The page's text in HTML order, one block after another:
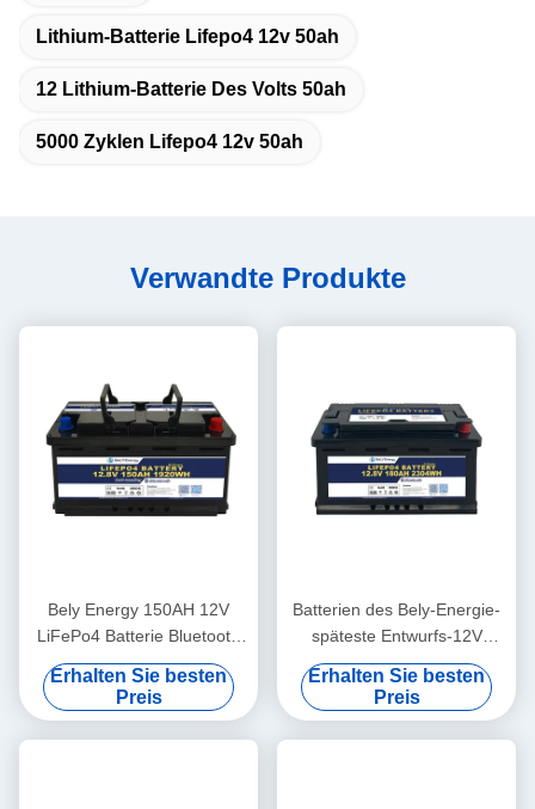
Lithium-Batterie Lifepo4 12v 50ah
12 Lithium-Batterie Des Volts 50ah
5000 Zyklen Lifepo4 12v 50ah
Verwandte Produkte
Bely Energy 150AH 12V
LiFePo4 Batterie Bluetooth
und Selbstheizung für Yachit
Medical
Erhalten Sie besten
Preis
Batterien des Bely-Energie-
späteste Entwurfs-12V
180AH für Bluetooth für
UPS-Energie-Speicher-
Basisstation RV
Erhalten Sie besten
Preis